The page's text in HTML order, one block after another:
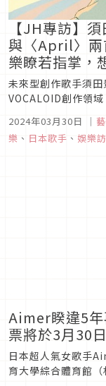
【JH專訪】
與〈April〉兩
樂瞭若指掌，
未來型創作歌手須
VOCALOID創作領
三》及動畫《炎炎
是近年不可錯過的
2024年03月30日 ｜
樂 、 日本歌手 、 娛樂
Aimer睽違5年
票將於3月30
日本超人氣女歌手
育大學綜合體育館